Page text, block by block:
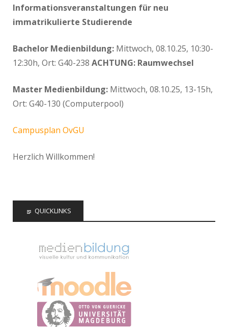
Informationsveranstaltungen für neu
immatrikulierte Studierende
Bachelor Medienbildung: Mittwoch, 08.10.25, 10:30-
12:30h, Ort: G40-238 ACHTUNG: Raumwechsel
Master Medienbildung: Mittwoch, 08.10.25, 13-15h,
Ort: G40-130 (Computerpool)
Campusplan OvGU
Herzlich Willkommen!
QUICKLINKS